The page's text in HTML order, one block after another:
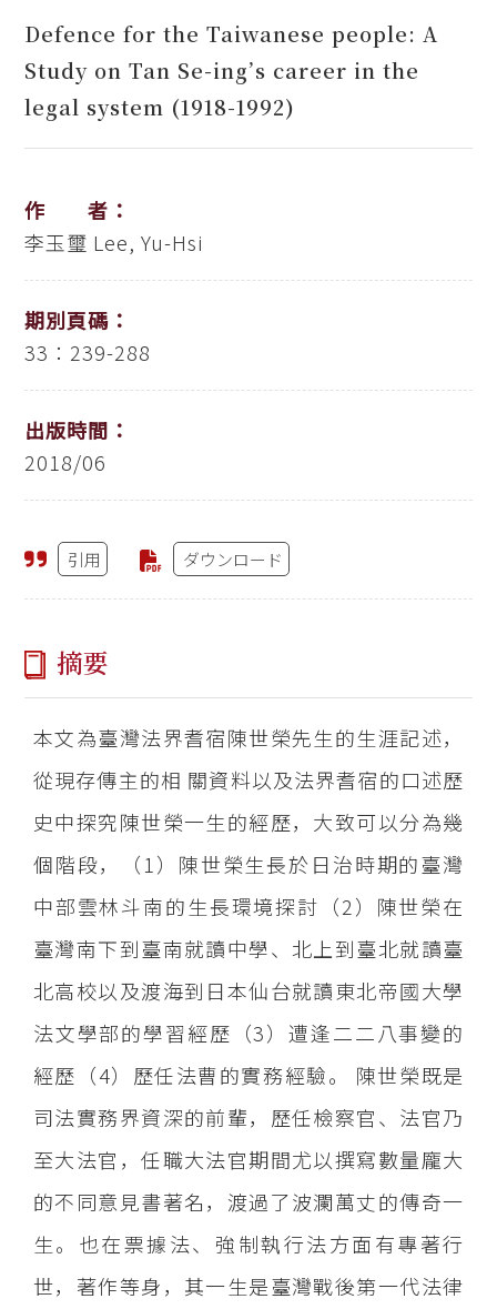
Defence for the Taiwanese people: A
Study on Tan Se-ing’s career in the
legal system (1918-1992)
作 者：
李玉璽 Lee, Yu-Hsi
期別頁碼：
33：239-288
出版時間：
2018/06
引用 ダウンロード
摘要
本文為臺灣法界耆宿陳世榮先生的生涯記述，
從現存傳主的相 關資料以及法界耆宿的口述歷
史中探究陳世榮一生的經歷，大致可以分為幾
個階段，（1）陳世榮生長於日治時期的臺灣
中部雲林斗南的生長環境探討（2）陳世榮在
臺灣南下到臺南就讀中學、北上到臺北就讀臺
北高校以及渡海到日本仙台就讀東北帝國大學
法文學部的學習經歷（3）遭逢二二八事變的
經歷（4）歷任法曹的實務經驗。 陳世榮既是
司法實務界資深的前輩，歷任檢察官、法官乃
至大法官，任職大法官期間尤以撰寫數量龐大
的不同意見書著名，渡過了波瀾萬丈的傳奇一
生。也在票據法、強制執行法方面有專著行
世，著作等身，其一生是臺灣戰後第一代法律